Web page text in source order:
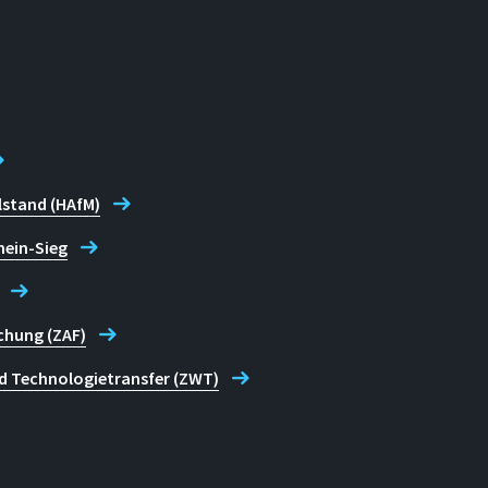
Fortschritt, 1/1988. (Various
Saget). Employment
Fortschritt 3/1987.
(HAfM)
Sieg
(ZAF)
Technologietransfer (ZWT)